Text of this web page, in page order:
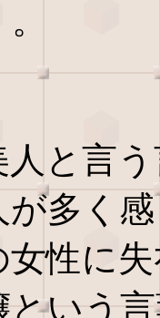
と言
が多く
性に
いう